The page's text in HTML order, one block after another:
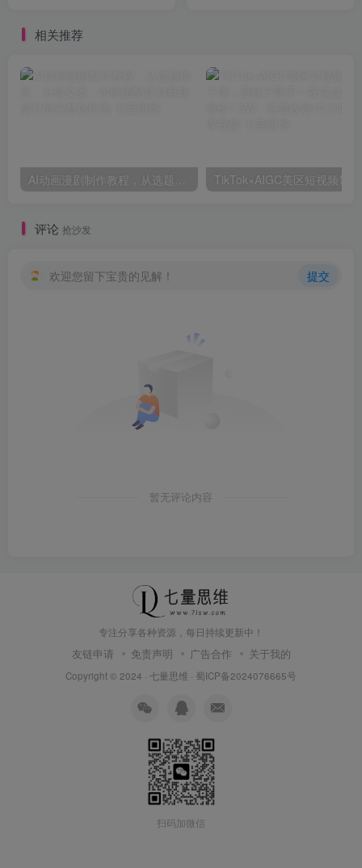
相关推荐
评论 抢沙发
欢迎您留下宝贵的见解！ 提交
暂无评论内容
专注分享各种资源，每日持续更新中！
友链申请 免责声明 广告合作 关于我的
Copyright © 2024 · 七量思维 · 蜀ICP备2024076665号
扫码加微信